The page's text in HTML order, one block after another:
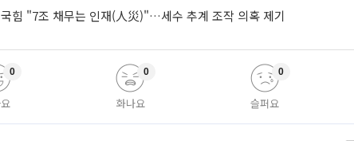
힘 "7조 채무는 인재(人災)"…세수 추계 조작 의혹 제기
0
화나요
0
슬퍼요
0